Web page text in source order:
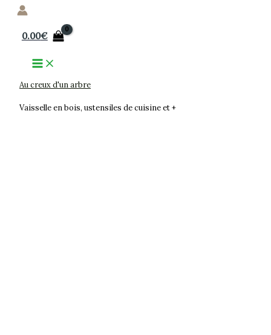
Aller
contenu
0.00€
Au creux d'un arbre
Vaisselle en bois, ustensiles de cuisine et +